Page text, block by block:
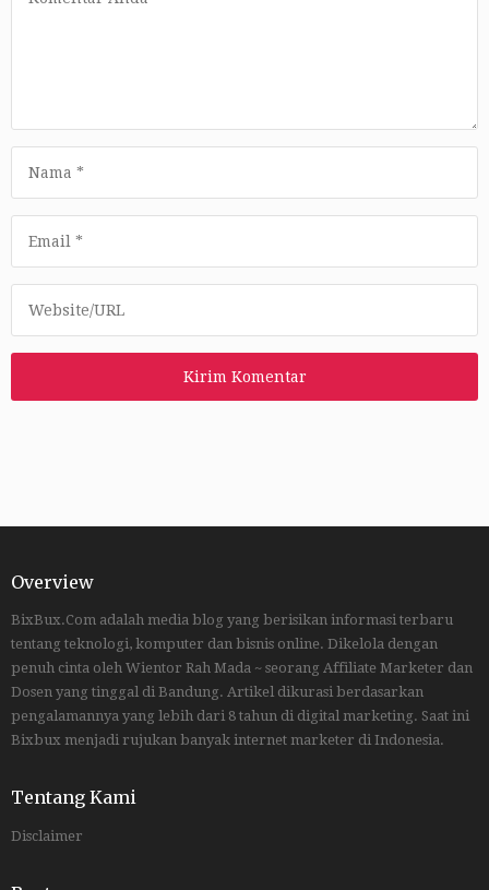
Overview
BixBux.Com adalah media blog yang berisikan informasi terbaru
tentang teknologi, komputer dan bisnis online. Dikelola dengan
penuh cinta oleh Wientor Rah Mada ~ seorang Affiliate Marketer dan
Dosen yang tinggal di Bandung. Artikel dikurasi berdasarkan
pengalamannya yang lebih dari 8 tahun di digital marketing. Saat ini
Bixbux menjadi rujukan banyak internet marketer di Indonesia.
Tentang Kami
Disclaimer